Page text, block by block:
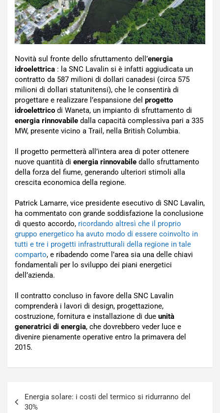
Novità sul fronte dello sfruttamento dell’energia
idroelettrica : la SNC Lavalin si è infatti aggiudicata un
contratto da 587 milioni di dollari canadesi (circa 575
milioni di dollari statunitensi), che le consentirà di
progettare e realizzare l’espansione del progetto
idroelettrico di Waneta, un impianto di sfruttamento di
energia rinnovabile dalla capacità complessiva pari a 335
MW, presente vicino a Trail, nella British Columbia.
Il progetto permetterà all’intera area di poter ottenere
nuove quantità di energia rinnovabile dallo sfruttamento
della forza del fiume, generando ulteriori stimoli alla
crescita economica della regione.
Patrick Lamarre, vice presidente esecutivo di SNC Lavalin,
ha commentato con grande soddisfazione la conclusione
di questo accordo, ricordando altresì che il proprio
gruppo energetico ha avuto modo di essere coinvolto in
tutti e tre i progetti infrastrutturali della regione in tale
comparto, e ribadendo come l’area sia una delle chiavi
fondamentali per lo sviluppo dei piani energetici
dell’azienda.
Il contratto concluso in favore della SNC Lavalin
comprenderà i lavori di design, progettazione,
costruzione, fornitura e installazione di due unità
generatrici di energia, che dovrebbero veder luce e
divenire pienamente operative entro la primavera del
2015.
articoli
Energia solare: i costi del termico si ridurranno del
30%